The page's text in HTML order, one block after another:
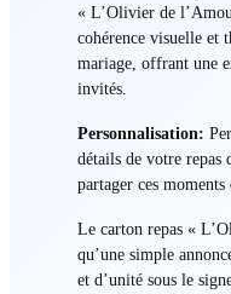
« L’Olivier de
cohérence visuelle et
mariage, offrant une
invités.
Personnalisation:
détails de votre repas
partager ces
Le carton repas «
qu’une simple
et d’unité sous le